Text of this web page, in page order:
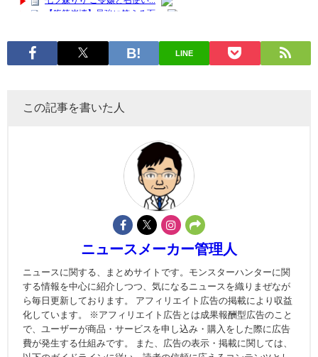
LINE
この記事を書いた人
ニュースメーカー管理人
ニュースに関する、まとめサイトです。モンスターハンターに関
する情報を中心に紹介しつつ、気になるニュースを織りまぜなが
ら毎日更新しております。 アフィリエイト広告の掲載により収益
化しています。 ※アフィリエイト広告とは成果報酬型広告のこと
で、ユーザーが商品・サービスを申し込み・購入をした際に広告
費が発生する仕組みです。 また、広告の表示・掲載に関しては、